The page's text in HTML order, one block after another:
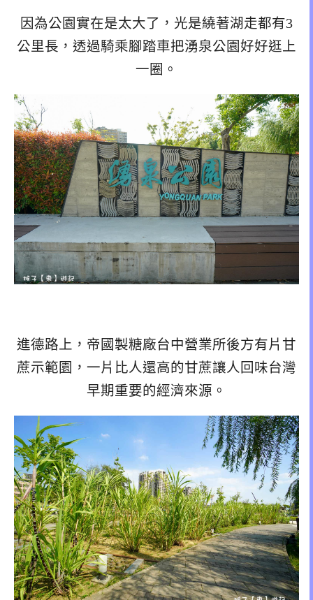
因為公園實在是太大了，光是繞著湖走都有3
公里長，透過騎乘腳踏車把湧泉公園好好逛上
一圈。
進德路上，帝國製糖廠台中營業所後方有片甘
蔗示範園，一片比人還高的甘蔗讓人回味台灣
早期重要的經濟來源。